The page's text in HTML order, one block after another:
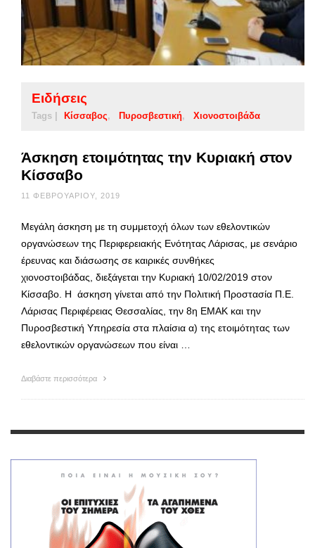
Ειδήσεις
Tags | Κίσσαβος Πυροσβεστική Χιονοστοιβάδα
Άσκηση ετοιμότητας την Κυριακή στον
Κίσσαβο
11 ΦΕΒΡΟΥΑΡΊΟΥ, 2019
Μεγάλη άσκηση με τη συμμετοχή όλων των εθελοντικών
οργανώσεων της Περιφερειακής Ενότητας Λάρισας, με σενάριο
έρευνας και διάσωσης σε καιρικές συνθήκες
χιονοστοιβάδας, διεξάγεται την Κυριακή 10/02/2019 στον
Κίσσαβο. Η άσκηση γίνεται από την Πολιτική Προστασία Π.Ε.
Λάρισας Περιφέρειας Θεσσαλίας, την 8η ΕΜΑΚ και την
Πυροσβεστική Υπηρεσία στα πλαίσια α) της ετοιμότητας των
εθελοντικών οργανώσεων που είναι …
Διαβάστε περισσότερα